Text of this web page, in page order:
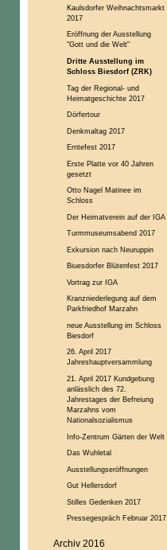
Kaulsdorfer Weihnachtsmarkt
2017
Eröffnung der Ausstellung
"Gott und die Welt"
Dritte Ausstellung im
Schloss Biesdorf (ZRK)
Tag der Regional- und
Heimatgeschichte 2017
Dörfertour
Denkmaltag 2017
Erntefest 2017
Erste Platte vor 40 Jahren
gesetzt
Otto Nagel Matinee im
Schloss
Der Heimatverein auf der IGA
Turmmuseumsabend 2017
Exkursion nach Neuruppin
Biuesdorfer Blütenfest 2017
Vortrag zur IGA
Kranzniederlegung auf dem
Parkfriedhof Marzahn
neue Ausstellung im Schloss
Biesdorf
26. April 2017
Jahreshauptversammlung
21. April 2017 Kundgebung
anlässlich des 72.
Jahrestages der Befreiung
Marzahns vom
Nationalsozialismus
Info-Zentrum Gärten der Welt
Das Wuhletal
Ausstellungseröffnungen
Gut Hellersdorf
Stilles Gedenken 2017
Pressegespräch Februar 2017
Archiv 2016